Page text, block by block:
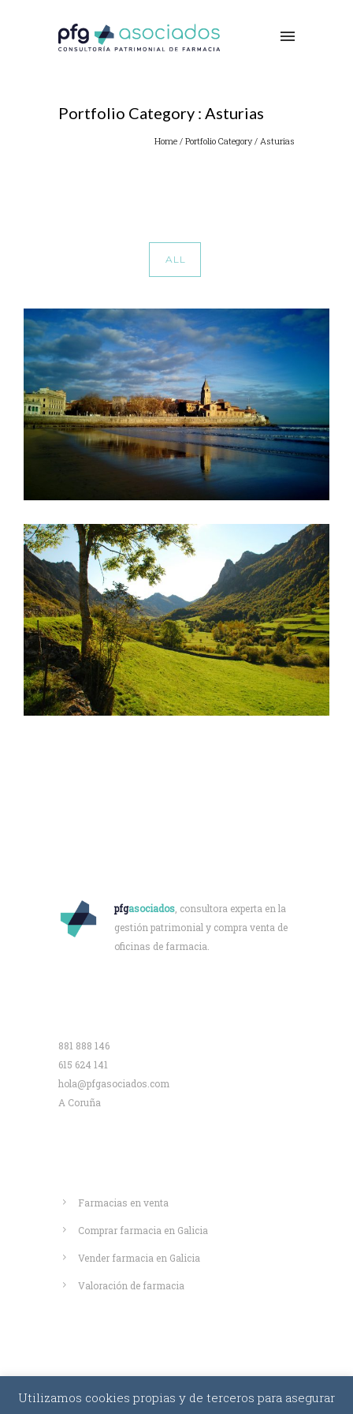
Portfolio Category : Asturias
Home / Portfolio Category / Asturias
ALL
FARMACIA EN GIJÓN CIUDAD – PFG1435
Asturias·De 1.000.000-1.500.000·Farmacia urbana
FARMACIA EN ASTURIAS. IDEAL COMO PRIMER
PROYECTO – PFG1434
Asturias·De 0 a 500.000€·Farmacia rural
pfgasociados , consultora experta en la
gestión patrimonial y compra venta de
oficinas de farmacia.
881 888 146
615 624 141
hola@pfgasociados.com
A Coruña
Farmacias en venta
Comprar farmacia en Galicia
Vender farmacia en Galicia
Valoración de farmacia
Utilizamos cookies propias y de terceros para asegurar